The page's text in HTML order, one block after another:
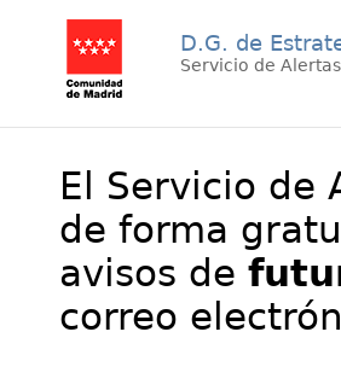
D.G. de
Servicio de
El Servicio de
de forma
avisos de
correo